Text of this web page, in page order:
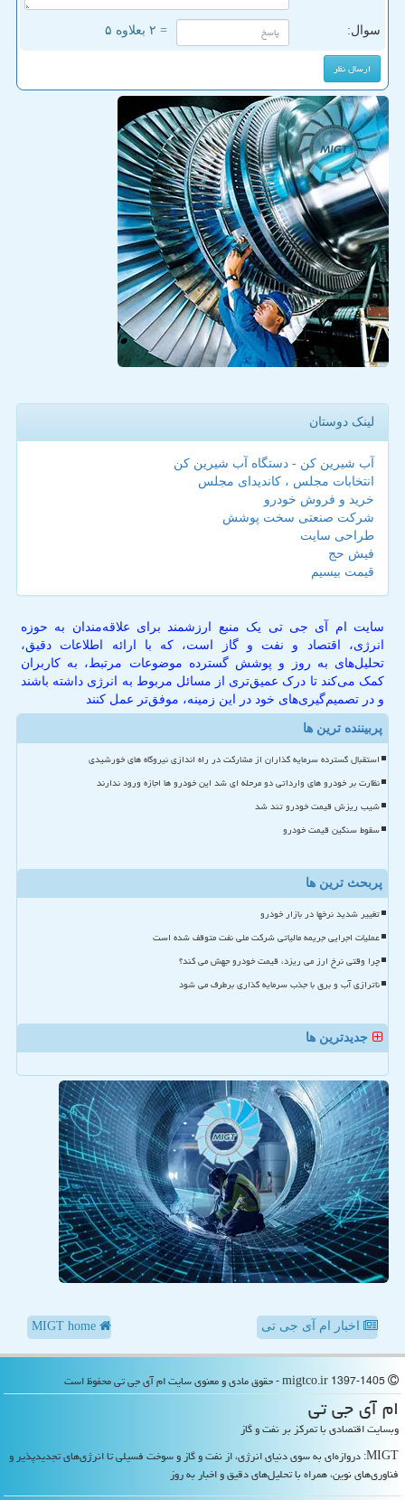
سوال: = ۲ بعلاوه ۵
لینک دوستان
آب شیرین کن - دستگاه آب شیرین کن
انتخابات مجلس ، کاندیدای مجلس
خرید و فروش خودرو
شرکت صنعتی سخت پوشش
طراحی سایت
فیش حج
قیمت بیسیم
سایت ام آی جی تی یک منبع ارزشمند برای علاقه‌مندان به حوزه
انرژی، اقتصاد و نفت و گاز است، که با ارائه اطلاعات دقیق،
تحلیل‌های به روز و پوشش گسترده موضوعات مرتبط، به کاربران
کمک می‌کند تا درک عمیق‌تری از مسائل مربوط به انرژی داشته باشند
و در تصمیم‌گیری‌های خود در این زمینه، موفق‌تر عمل کنند
پربیننده ترین ها
استقبال گسترده سرمایه گذاران از مشارکت در راه اندازی نیروگاه های خورشیدی
نظارت بر خودرو های وارداتی دو مرحله ای شد این خودرو ها اجازه ورود ندارند
شیب ریزش قیمت خودرو تند شد
سقوط سنگین قیمت خودرو
پربحث ترین ها
تغییر شدید نرخها در بازار خودرو
عملیات اجرایی جریمه مالیاتی شرکت ملی نفت متوقف شده است
چرا وقتی نرخ ارز می ریزد، قیمت خودرو جهش می کند؟
ناترازی آب و برق با جذب سرمایه گذاری برطرف می شود
جدیدترین ها
اخبار ام آی جی تی
ام آی جی تی
وبسایت اقتصادی با تمرکز بر نفت و گاز
MIGT: دروازه‌ای به سوی دنیای انرژی، از نفت و گاز و سوخت فسیلی تا انرژی‌های تجدیدپذیر و
فناوری‌های نوین، همراه با تحلیل‌های دقیق و اخبار به روز